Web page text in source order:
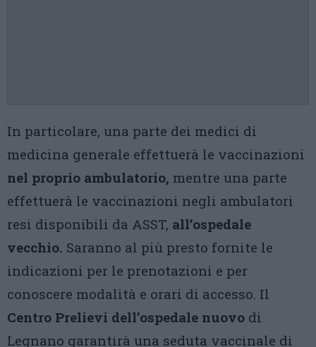
In particolare, una parte dei medici di
medicina generale effettuerà le vaccinazioni
nel proprio ambulatorio, mentre una parte
effettuerà le vaccinazioni negli ambulatori
resi disponibili da ASST, all’ospedale
vecchio. Saranno al più presto fornite le
indicazioni per le prenotazioni e per
conoscere modalità e orari di accesso. Il
Centro Prelievi dell’ospedale nuovo di
Legnano garantirà una seduta vaccinale di